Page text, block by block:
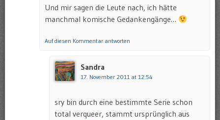
Und mir sagen die Leute nach, ich hätte
manchmal komische Gedankengänge…
Auf diesen Kommentar antworten
Sandra
17. November 2011 at 12:54
sry bin durch eine bestimmte Serie schon
total verqueer, stammt ursprünglich aus